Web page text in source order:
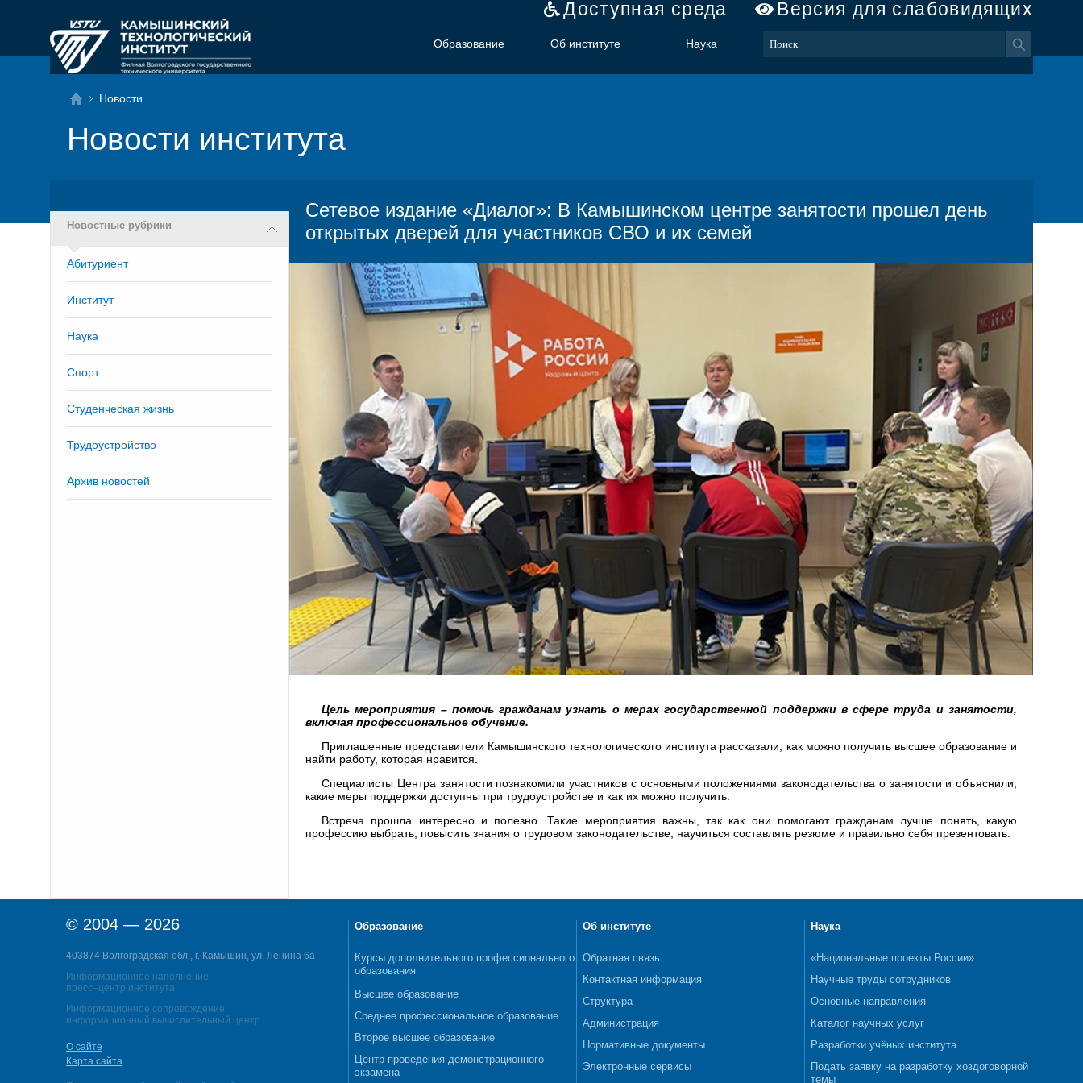
Доступная среда Версия для слабовидящих
Образование Об институте Наука
Новости
Новости института
Новостные рубрики
Абитуриент
Институт
Наука
Спорт
Студенческая жизнь
Трудоустройство
Архив новостей
Сетевое издание «Диалог»: В Камышинском центре занятости прошел день
открытых дверей для участников СВО и их семей
Цель мероприятия – помочь гражданам узнать о мерах государственной поддержки в сфере труда и занятости,
включая профессиональное обучение.
Приглашенные представители Камышинского технологического института рассказали, как можно получить высшее образование и
найти работу, которая нравится.
Специалисты Центра занятости познакомили участников с основными положениями законодательства о занятости и объяснили,
какие меры поддержки доступны при трудоустройстве и как их можно получить.
Встреча прошла интересно и полезно. Такие мероприятия важны, так как они помогают гражданам лучше понять, какую
профессию выбрать, повысить знания о трудовом законодательстве, научиться составлять резюме и правильно себя презентовать.
© 2004 — 2026
403874 Волгоградская обл., г. Камышин, ул. Ленина 6а
Информационное наполнение:
пресс–центр института
Информационное сопровождение:
информационный вычислительный центр
О сайте
Карта сайта
Образование
Курсы дополнительного профессионального
образования
Высшее образование
Среднее профессиональное образование
Второе высшее образование
Центр проведения демонстрационного
экзамена
Об институте
Обратная связь
Контактная информация
Структура
Администрация
Нормативные документы
Электронные сервисы
Наука
«Национальные проекты России»
Научные труды сотрудников
Основные направления
Каталог научных услуг
Разработки учёных института
Подать заявку на разработку хоздоговорной
темы